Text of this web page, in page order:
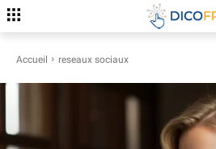
Accueil reseaux sociaux